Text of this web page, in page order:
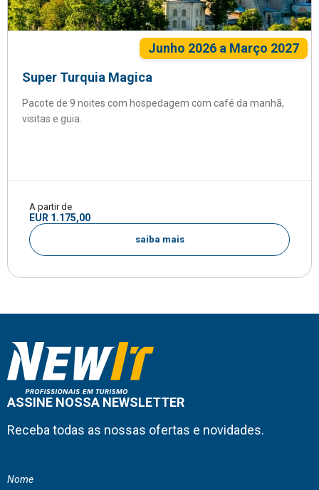
Junho 2026 a Março 2027
Super Turquia Magica
Pacote de 9 noites com hospedagem com café da manhã,
visitas e guia.
A partir de
EUR 1.175,00
saiba mais
ASSINE NOSSA NEWSLETTER
Receba todas as nossas ofertas e novidades.